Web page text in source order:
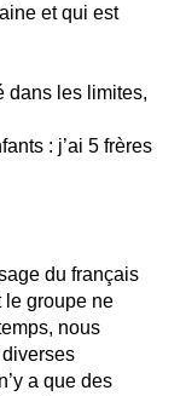
du français
le groupe ne
nous
a que des
et qui est
dans les limites,
: j’ai 5 frères